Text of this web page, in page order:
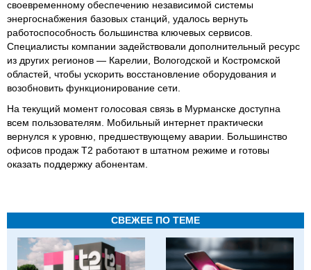
своевременному обеспечению независимой системы
энергоснабжения базовых станций, удалось вернуть
работоспособность большинства ключевых сервисов.
Специалисты компании задействовали дополнительный ресурс
из других регионов — Карелии, Вологодской и Костромской
областей, чтобы ускорить восстановление оборудования и
возобновить функционирование сети.
На текущий момент голосовая связь в Мурманске доступна
всем пользователям. Мобильный интернет практически
вернулся к уровню, предшествующему аварии. Большинство
офисов продаж Т2 работают в штатном режиме и готовы
оказать поддержку абонентам.
СВЕЖЕЕ ПО ТЕМЕ